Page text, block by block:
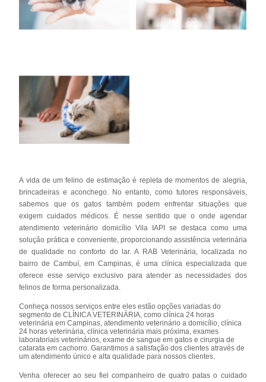
A vida de um felino de estimação é repleta de momentos de alegria,
brincadeiras e aconchego. No entanto, como tutores responsáveis,
sabemos que os gatos também podem enfrentar situações que
exigem cuidados médicos. É nesse sentido que o onde agendar
atendimento veterinário domicílio Vila IAPI se destaca como uma
solução prática e conveniente, proporcionando assistência veterinária
de qualidade no conforto do lar. A RAB Veterinária, localizada no
bairro de Cambuí, em Campinas, é uma clínica especializada que
oferece esse serviço exclusivo para atender as necessidades dos
felinos de forma personalizada.
Conheça nossos serviços entre eles estão opções variadas do
segmento de CLÍNICA VETERINÁRIA, como clínica 24 horas
veterinária em Campinas, atendimento veterinário a domicílio, clínica
24 horas veterinária, clínica veterinária mais próxima, exames
laboratoriais veterinários, exame de sangue em gatos e cirurgia de
catarata em cachorro. Garantimos a satisfação dos clientes através de
um atendimento único e alta qualidade para nossos clientes.
Venha oferecer ao seu fiel companheiro de quatro patas o cuidado